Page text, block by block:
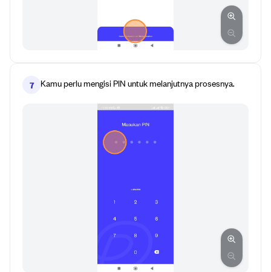
7 Kamu perlu mengisi PIN untuk melanjutnya prosesnya.